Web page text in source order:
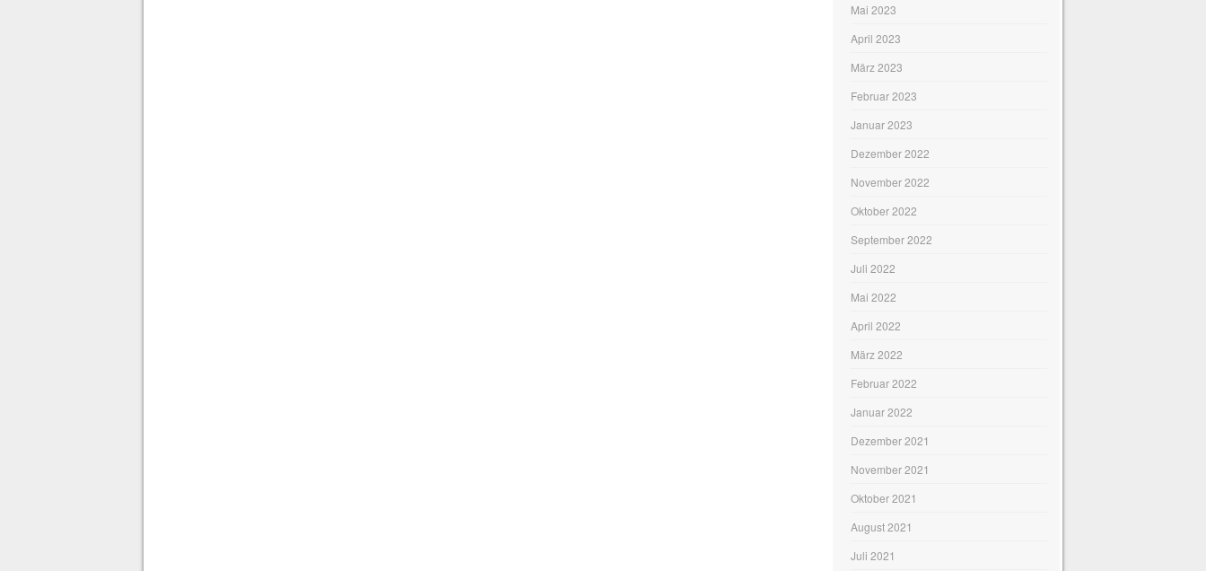
Mai 2023
April 2023
März 2023
Februar 2023
Januar 2023
Dezember 2022
November 2022
Oktober 2022
September 2022
Juli 2022
Mai 2022
April 2022
März 2022
Februar 2022
Januar 2022
Dezember 2021
November 2021
Oktober 2021
August 2021
Juli 2021